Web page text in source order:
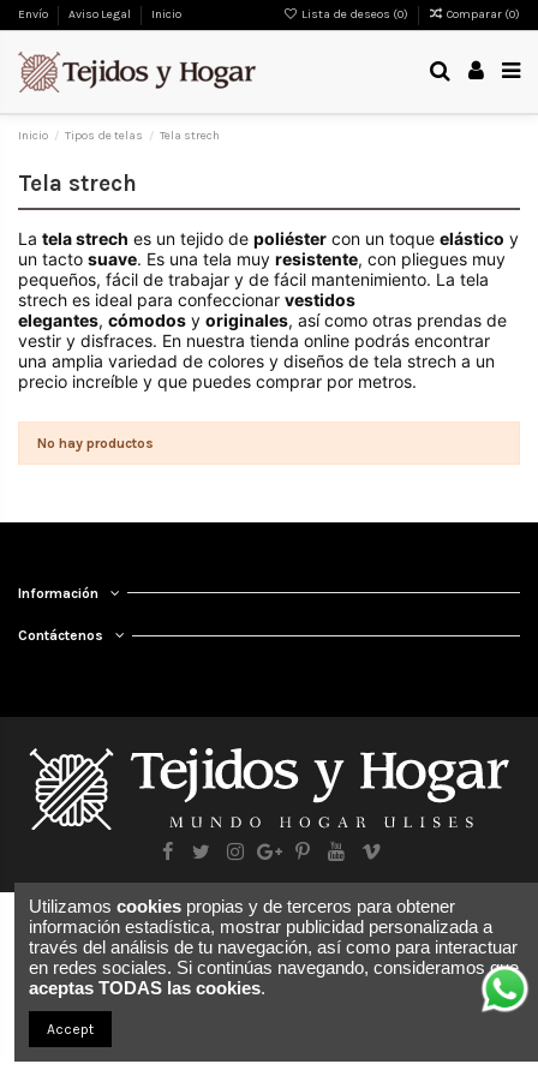
Envío Aviso Legal Inicio Lista de deseos (0) Comparar (0)
Inicio Tipos de telas Tela strech
Tela strech
La tela strech es un tejido de poliéster con un toque elástico y
un tacto suave. Es una tela muy resistente, con pliegues muy
pequeños, fácil de trabajar y de fácil mantenimiento. La tela
strech es ideal para confeccionar vestidos
elegantes, cómodos y originales, así como otras prendas de
vestir y disfraces. En nuestra tienda online podrás encontrar
una amplia variedad de colores y diseños de tela strech a un
precio increíble y que puedes comprar por metros.
No hay productos
Información
Contáctenos
Utilizamos cookies propias y de terceros para obtener
información estadística, mostrar publicidad personalizada a
través del análisis de tu navegación, así como para interactuar
en redes sociales. Si continúas navegando, consideramos que
aceptas TODAS las cookies.
Accept